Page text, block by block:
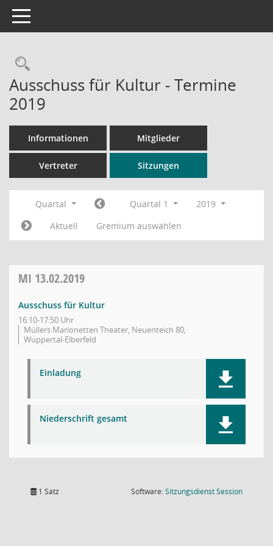
Toggle navigation
Rechercheauswahl
Ausschuss für Kultur - Termine
2019
Informationen Mitglieder
Vertreter Sitzungen
Quartal Quartal 1
2019
Aktuell
Gremium auswählen
MI 13.02.2019
Ausschuss für Kultur
16:10-17:50 Uhr
Müllers Marionetten Theater, Neuenteich 80,
Wuppertal-Elberfeld
Einladung
Niederschrift gesamt
1 Satz Software:SitzungsdienstSession(Wird in